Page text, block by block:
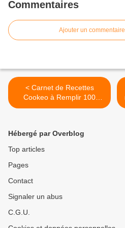
Commentaires
Ajouter un commentaire
< Carnet de Recettes
Cookeo à Remplir 100
Recettes à Créer et
Hébergé par Overblog
Top articles
Pages
Contact
Signaler un abus
C.G.U.